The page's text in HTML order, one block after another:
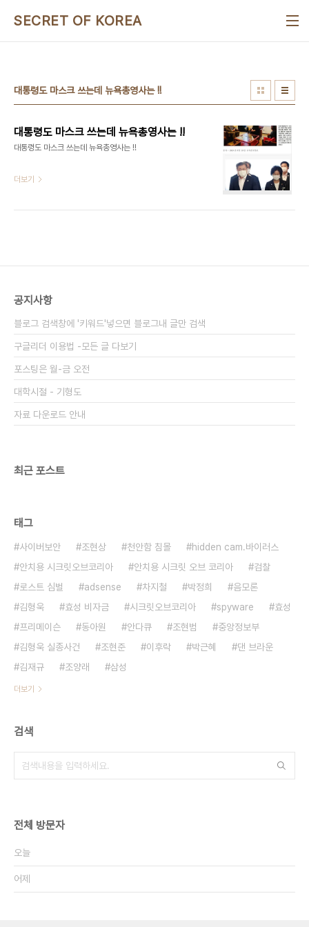
SECRET OF KOREA
대통령도 마스크 쓰는데 뉴욕총영사는 !!
대통령도 마스크 쓰는데 뉴욕총영사는 !!
대통령도 마스크 쓰는데 뉴욕총영사는 !!
더보기
공지사항
블로그 검색창에 '키워드'넣으면 블로그내 글만 검색
구글리더 이용법 -모든 글 다보기
포스팅은 월-금 오전
대학시절 - 기형도
자료 다운로드 안내
최근 포스트
태그
사이버보안 조현상 천안함 침몰
hidden cam.바이러스
안치용 시크릿오브코리아
안치용 시크릿 오브 코리아
검찰
로스트 심벌
adsense 차지철 박정희
음모론
김형욱
효성 비자금 시크릿오브코리아 spyware
효성
프리메이슨
동아원 안다큐 조현범
중앙정보부
김형욱 실종사건
조현준 이후락 박근혜
댄 브라운
김재규
조양래 삼성
더보기
검색
전체 방문자
오늘
어제